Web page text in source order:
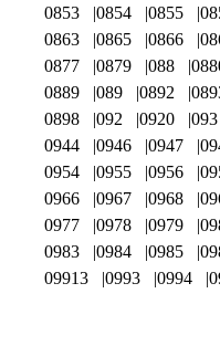
0853
0854 0855
0863
0865 0866
0877
0879 088
0889
089 0892
0898
092 0920 093
0944
0946 0947
0954
0955 0956
0966
0967 0968
0977
0978 0979
0983
0984 0985
09913
0993 0994